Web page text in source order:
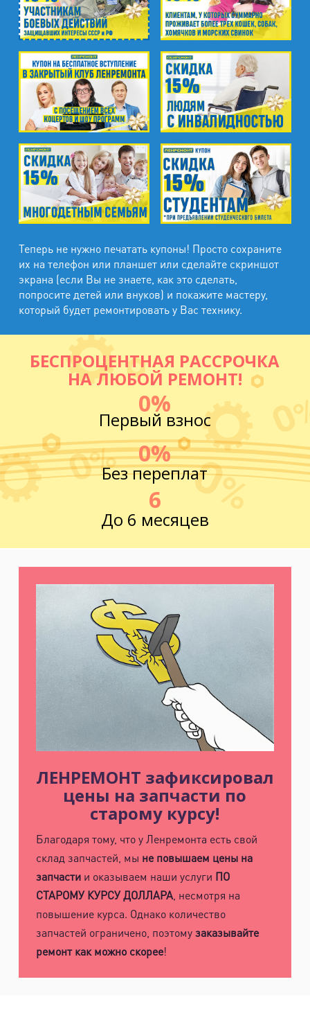
Теперь не нужно печатать купоны! Просто сохраните
их на телефон или планшет или сделайте скриншот
экрана (если Вы не знаете, как это сделать,
попросите детей или внуков) и покажите мастеру,
который будет ремонтировать у Вас технику.
БЕСПРОЦЕНТНАЯ РАССРОЧКА
НА ЛЮБОЙ РЕМОНТ!
0%
Первый взнос
0%
Без переплат
6
До 6 месяцев
ЛЕНРЕМОНТ зафиксировал
цены на запчасти по
старому курсу!
Благодаря тому, что у Ленремонта есть свой
склад запчастей, мы не повышаем цены на
запчастии оказываем наши услуги ПО
СТАРОМУ КУРСУ ДОЛЛАРА, несмотря на
повышение курса. Однако количество
запчастей ограничено, поэтомузаказывайте
ремонт как можно скорее!